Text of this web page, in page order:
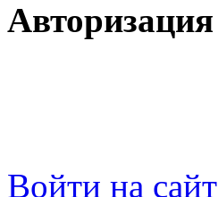
Авторизация
Войти на сайт